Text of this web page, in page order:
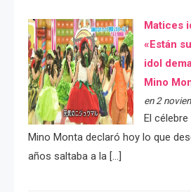
Matices
«Están
idol
Mino
en 2
El
Mino Monta declaró hoy lo que
años saltaba a la […]